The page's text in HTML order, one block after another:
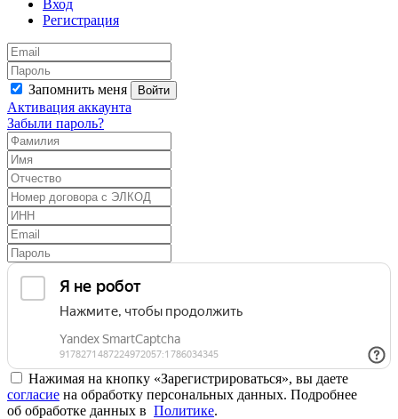
Вход
Регистрация
Запомнить меня Войти
Активация аккаунта
Забыли пароль?
Нажимая на кнопку «Зарегистрироваться», вы даете
согласие на обработку персональных данных. Подробнее
об обработке данных в Политике.